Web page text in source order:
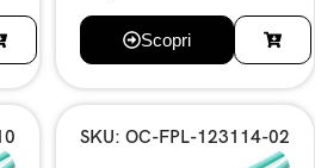
Scopri
SKU: OC-FPL-123114-02